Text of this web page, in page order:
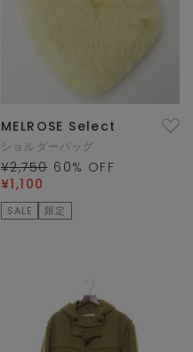
MELROSE Select
ショルダーバッグ
¥2,750 60% OFF
¥1,100
SALE 限定